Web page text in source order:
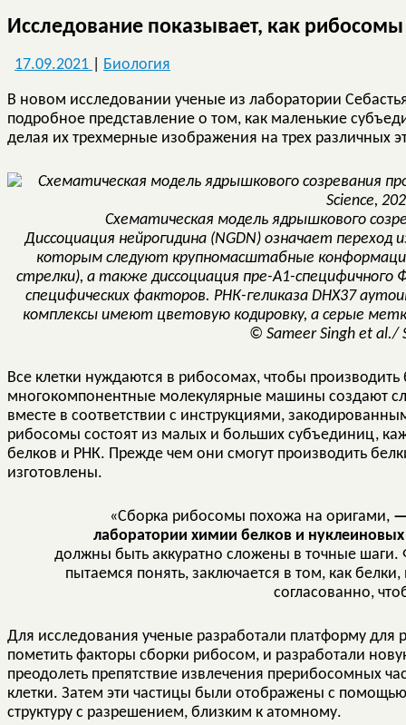
Исследование показывает, как
17.09.2021 Биология
В новом исследовании ученые из лаборатории
подробное представление о том, как маленькие
делая их трехмерные изображения на трех различных
Схематическая модель ядрышкового
Диссоциация нейрогидина (NGDN) означает переход
которым следуют крупномасштабные
стрелки), а также диссоциация пре-A1-специфичного
специфических факторов. РНК-геликаза DHX37
комплексы имеют цветовую кодировку, а серые
© Sameer Singh et al./
Все клетки нуждаются в рибосомах, чтобы
многокомпонентные молекулярные машины создают
вместе в соответствии с инструкциями,
рибосомы состоят из малых и больших субъединиц,
белков и РНК. Прежде чем они смогут производить
изготовлены.
«Сборка рибосомы похожа на оригами, —
лаборатории химии белков и
должны быть аккуратно сложены в точные
пытаемся понять, заключается в том, как
согласованно,
Для исследования ученые разработали платформу для
пометить факторы сборки рибосом, и разработали
преодолеть препятствие извлечения прерибосомных
клетки. Затем эти частицы были отображены с
структуру с разрешением, близким к атомному.